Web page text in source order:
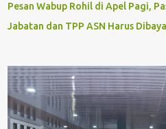
Pesan Wabup Rohil di Apel Pagi,
Jabatan dan TPP ASN Harus